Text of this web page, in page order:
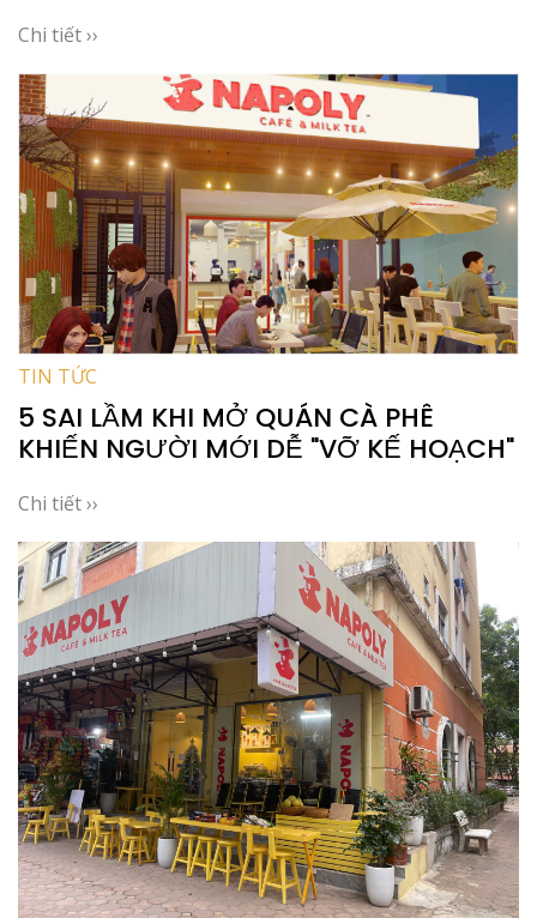
Chi tiết ››
TIN TỨC
5 SAI LẦM KHI MỞ QUÁN CÀ PHÊ
KHIẾN NGƯỜI MỚI DỄ "VỠ KẾ HOẠCH"
Chi tiết ››